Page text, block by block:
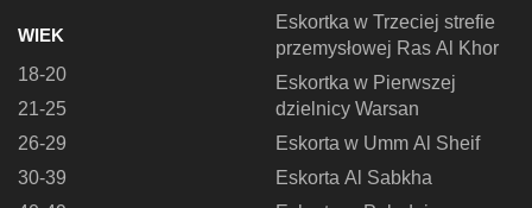
WIEK
18-20
21-25
26-29
30-39
Eskortka w Trzeciej strefie
przemysłowej Ras Al Khor
Eskortka w Pierwszej
dzielnicy Warsan
Eskorta w Umm Al Sheif
Eskorta Al Sabkha